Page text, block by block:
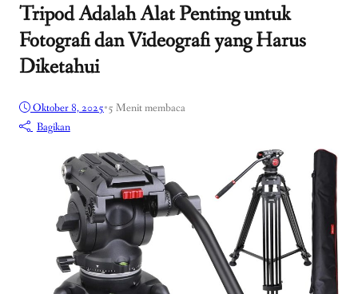
Tripod Adalah Alat Penting untuk
Fotografi dan Videografi yang Harus
Diketahui
Oktober 8, 2025•5 Menit membaca
Bagikan